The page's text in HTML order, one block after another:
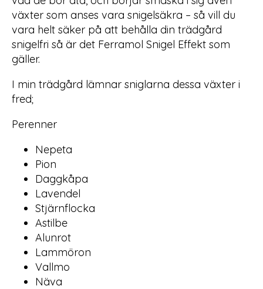
växter som anses vara snigelsäkra – så vill du
vara helt säker på att behålla din trädgård
snigelfri så är det Ferramol Snigel Effekt som
gäller.
I min trädgård lämnar sniglarna dessa växter i
fred;
Perenner
Nepeta
Pion
Daggkåpa
Lavendel
Stjärnflocka
Astilbe
Alunrot
Lammöron
Vallmo
Näva